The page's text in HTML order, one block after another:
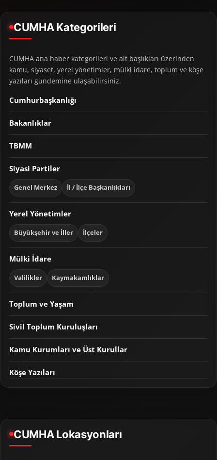
CUMHA Kategorileri
CUMHA ana haber kategorileri ve alt başlıkları üzerinden
kamu, siyaset, yerel yönetimler, mülki idare, toplum ve köşe
yazıları gündemine ulaşabilirsiniz.
Cumhurbaşkanlığı
Bakanlıklar
TBMM
Siyasi Partiler
Genel Merkez İl / İlçe Başkanlıkları
Yerel Yönetimler
Büyükşehir ve İller İlçeler
Mülki İdare
Valilikler Kaymakamlıklar
Toplum ve Yaşam
Sivil Toplum Kuruluşları
Kamu Kurumları ve Üst Kurullar
Köşe Yazıları
CUMHA Lokasyonları